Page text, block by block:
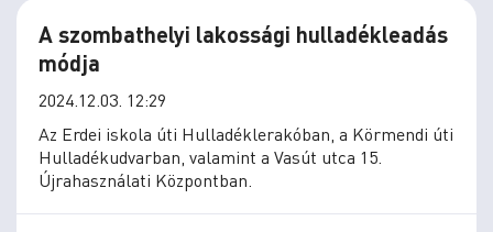
A szombathelyi lakossági hulladékleadás
módja
2024.12.03. 12:29
Az Erdei iskola úti Hulladéklerakóban, a Körmendi úti
Hulladékudvarban, valamint a Vasút utca 15.
Újrahasználati Központban.